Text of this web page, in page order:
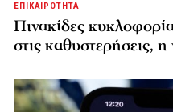
ΕΠΙΚΑΙΡΟΤΗΤΑ
Πινακίδες
στις καθυστερήσεις, η